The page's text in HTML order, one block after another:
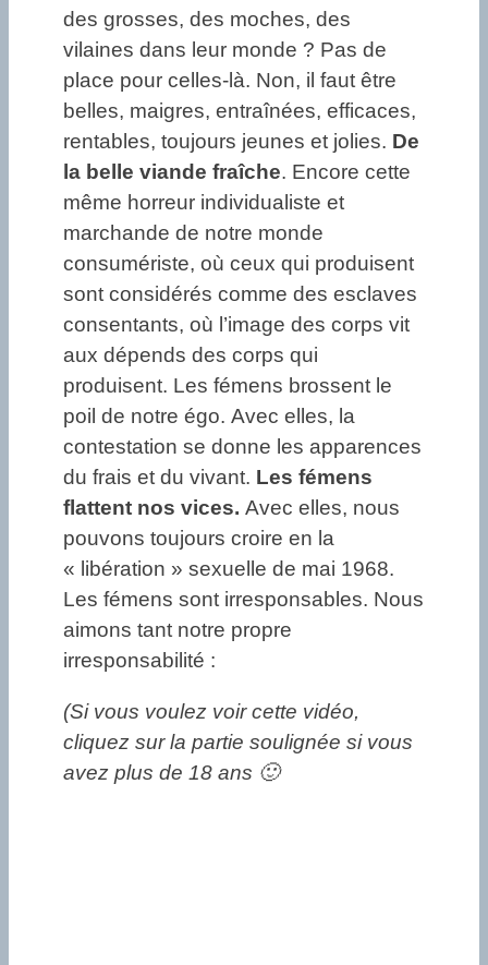
des grosses, des moches, des
vilaines dans leur monde ? Pas de
place pour celles-là. Non, il faut être
belles, maigres, entraînées, efficaces,
rentables, toujours jeunes et jolies. De
la belle viande fraîche. Encore cette
même horreur individualiste et
marchande de notre monde
consumériste, où ceux qui produisent
sont considérés comme des esclaves
consentants, où l’image des corps vit
aux dépends des corps qui
produisent. Les fémens brossent le
poil de notre égo. Avec elles, la
contestation se donne les apparences
du frais et du vivant. Les fémens
flattent nos vices. Avec elles, nous
pouvons toujours croire en la
« libération » sexuelle de mai 1968.
Les fémens sont irresponsables. Nous
aimons tant notre propre
irresponsabilité :
(Si vous voulez voir cette vidéo,
cliquez sur la partie soulignée si vous
avez plus de 18 ans 🙂